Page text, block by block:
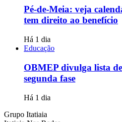
Pé-de-Meia: veja
tem direito ao benefício
Há 1 dia
Educação
OBMEP divulga lista
segunda fase
Há 1 dia
Grupo Itatiaia